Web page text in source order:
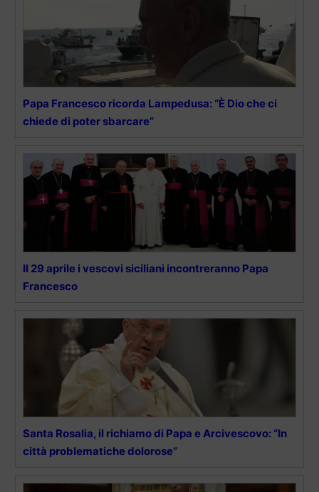
Papa Francesco ricorda Lampedusa: “È Dio che ci
chiede di poter sbarcare”
Il 29 aprile i vescovi siciliani incontreranno Papa
Francesco
Santa Rosalia, il richiamo di Papa e Arcivescovo: “In
città problematiche dolorose”